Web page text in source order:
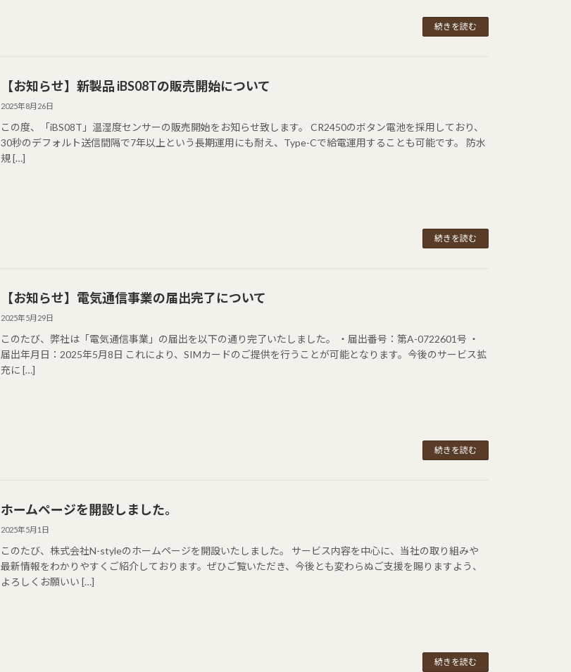
続きを読む
【お知らせ】新製品 iBS08Tの販売開始について
2025年8月26日
この度、「iBS08T」温湿度センサーの販売開始をお知らせ致します。 CR2450のボタン電池を採用しており、
30秒のデフォルト送信間隔で7年以上という長期運用にも耐え、Type-Cで給電運用することも可能です。 防水
規 […]
続きを読む
【お知らせ】電気通信事業の届出完了について
2025年5月29日
このたび、弊社は「電気通信事業」の届出を以下の通り完了いたしました。 ・届出番号：第A-0722601号 ・
届出年月日：2025年5月8日 これにより、SIMカードのご提供を行うことが可能となります。今後のサービス拡
充に […]
続きを読む
ホームページを開設しました。
2025年5月1日
このたび、株式会社N-styleのホームページを開設いたしました。 サービス内容を中心に、当社の取り組みや
最新情報をわかりやすくご紹介しております。ぜひご覧いただき、今後とも変わらぬご支援を賜りますよう、
よろしくお願いい […]
続きを読む